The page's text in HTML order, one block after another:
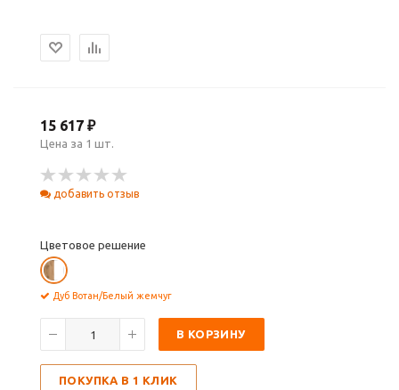
15 617 ₽
Цена за 1 шт.
добавить отзыв
Цветовое решение
Дуб Вотан/Белый жемчуг
В КОРЗИНУ
ПОКУПКА В 1 КЛИК